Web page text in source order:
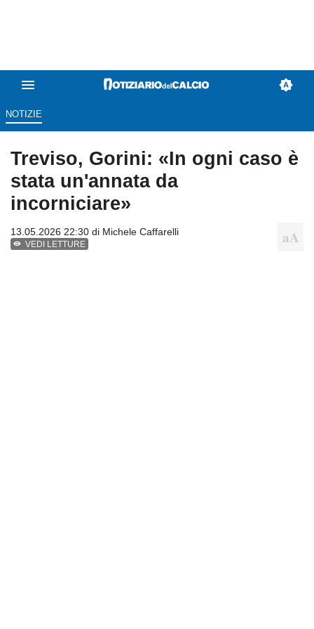
NOTIZIE
Treviso, Gorini: «In ogni caso è
stata un'annata da
incorniciare»
13.05.2026 22:30 di Michele Caffarelli
VEDI LETTURE